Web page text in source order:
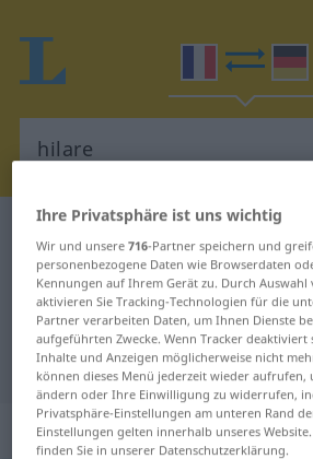
Französisch-Deutsch Wörterbuch
Französisch-Deutsch
für "hilare"
"hilare" Deutsch
„hilare“: adjectif
Ihre Privatsphäre ist uns wichtig
Wir und unsere716-Partner speichern und
personenbezogene Daten wie Browserdaten
Kennungen auf Ihrem Gerät zu. Durch Auswahl
aktivieren Sie Tracking-Technologien für die
Partner verarbeiten Daten, um Ihnen Dienste
aufgeführten Zwecke. Wenn Tracker deaktiviert
Inhalte und Anzeigen möglicherweise nicht
können dieses Menü jederzeit wieder aufrufen,
ändern oder Ihre Einwilligung zu widerrufen,
Privatsphäre-Einstellungen am unteren Rand
Einstellungen gelten innerhalb unseres
finden Sie in unserer Datenschutzerklärung.